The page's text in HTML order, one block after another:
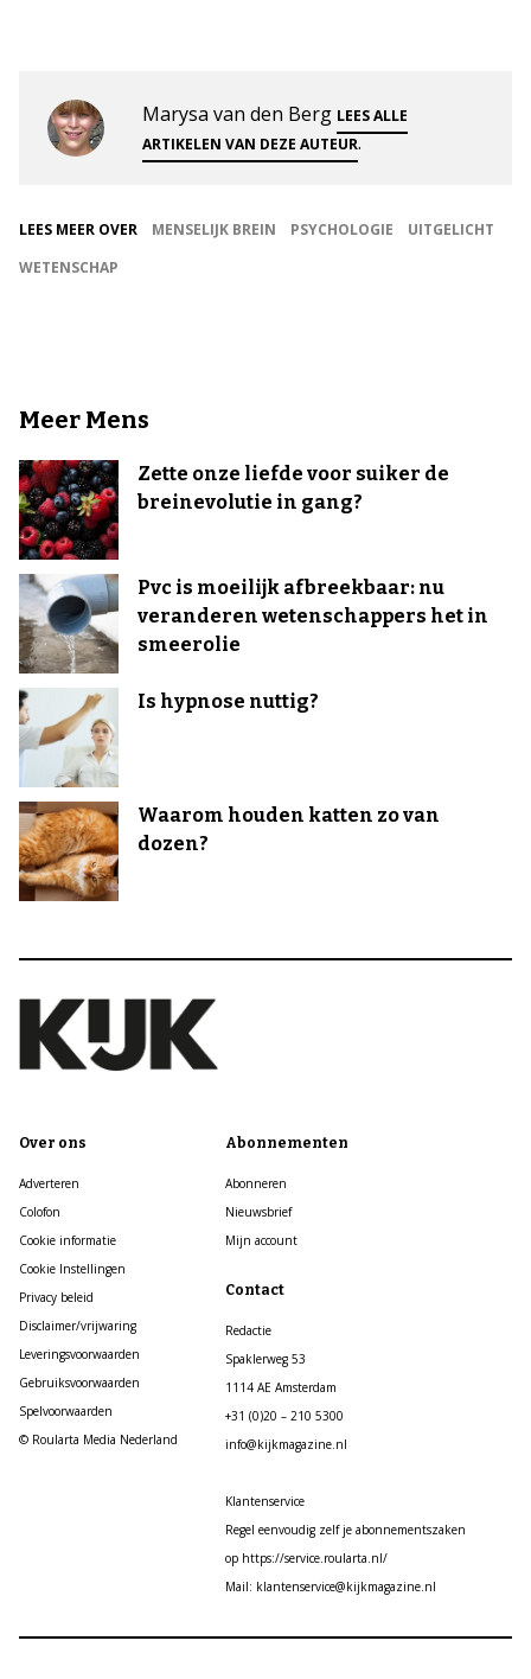
Marysa van den Berg LEES ALLE
ARTIKELEN VAN DEZE AUTEUR.
LEES MEER OVER MENSELIJK BREIN PSYCHOLOGIE
UITGELICHT
WETENSCHAP
Meer Mens
Zette onze liefde voor suiker de
breinevolutie in gang?
Pvc is moeilijk afbreekbaar: nu
veranderen wetenschappers het in
smeerolie
Is hypnose nuttig?
Waarom houden katten zo van
dozen?
Over ons
Adverteren
Colofon
Cookie informatie
Cookie Instellingen
Privacy beleid
Disclaimer/vrijwaring
Leveringsvoorwaarden
Gebruiksvoorwaarden
Spelvoorwaarden
© Roularta Media Nederland
Abonnementen
Abonneren
Nieuwsbrief
Mijn account
Contact
Redactie
Spaklerweg 53
1114 AE Amsterdam
+31 (0)20 – 210 5300
info@kijkmagazine.nl
Klantenservice
Regel eenvoudig zelf je abonnementszaken
op https://service.roularta.nl/
Mail: klantenservice@kijkmagazine.nl